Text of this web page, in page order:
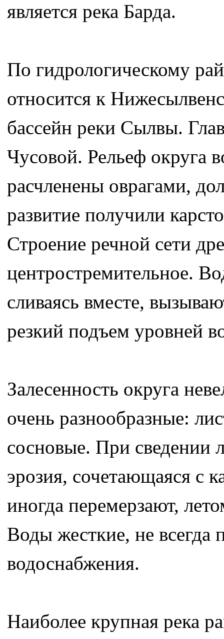
является река Барда.
По гидрологическому
относится к
бассейн реки Сылвы.
Чусовой. Рельеф округа
расчленены оврагами,
развитие получили
Строение речной сети
центростремительное.
сливаясь вместе,
резкий подъем уровней
Залесенность округа
очень разнообразные:
сосновые. При сведении
эрозия, сочетающаяся с
иногда перемерзают,
Воды жесткие, не всегда
водоснабжения.
Наиболее крупная река